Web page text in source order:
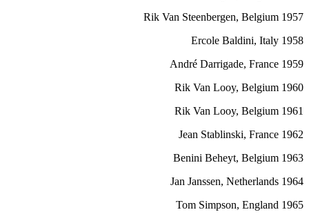
1957 Rik Van Steenbergen, Belgium
1958 Ercole Baldini, Italy
1959 André Darrigade, France
1960 Rik Van Looy, Belgium
1961 Rik Van Looy, Belgium
1962 Jean Stablinski, France
1963 Benini Beheyt, Belgium
1964 Jan Janssen, Netherlands
1965 Tom Simpson, England